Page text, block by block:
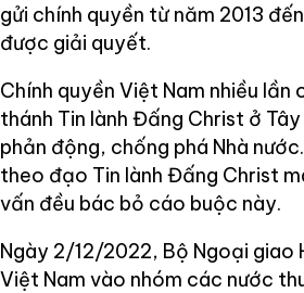
gửi chính quyền từ năm 2013
được giải quyết.
Chính quyền Việt Nam nhiều lần
thánh Tin lành Đấng Christ ở Tây
phản động, chống phá Nhà
theo đạo Tin lành Đấng Christ
vấn đều bác bỏ cáo buộc này.
Ngày 2/12/2022, Bộ Ngoại giao
Việt Nam vào nhóm các nước